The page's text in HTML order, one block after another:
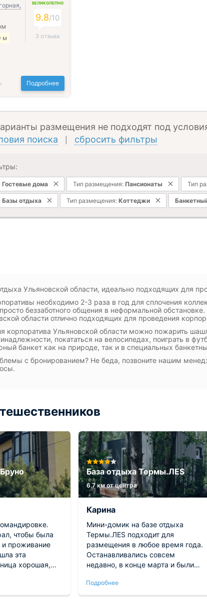
м
ВЕЛИКОЛЕПНО
9.8/10
3 отзыва
Подробнее
размещения не подходят под
поиска
сбросить фильтры
Гостевые дома Тип размещения: Пансионаты Тип
Базы отдыха Тип размещения: Коттеджи
Ульяновской области, идеально подходящих для
необходимо 2-3 раза в год для сплочения
беззаботного общения в неформальной
области отлично подходящих для проведения
корпоратива Ульяновской области можно пожарить
покататься на велосипедах, поиграть в
банкет как на природе, так и в специальных
с бронированием? Не беда, позвоните нашим
чтобы была
и проживание
эта
хорошая,
про
в нем
База отдыха Термы.ЛЕS
6.7 км от центра
Карина
Мини-домик на базе отдыха
Термы.ЛЕS подходит для
размещения в любое время года.
Останавливались совсем
недавно, в конце марта и были
Удобная двуспальная кровать,
большие панорамные окна, своя
Подробнее